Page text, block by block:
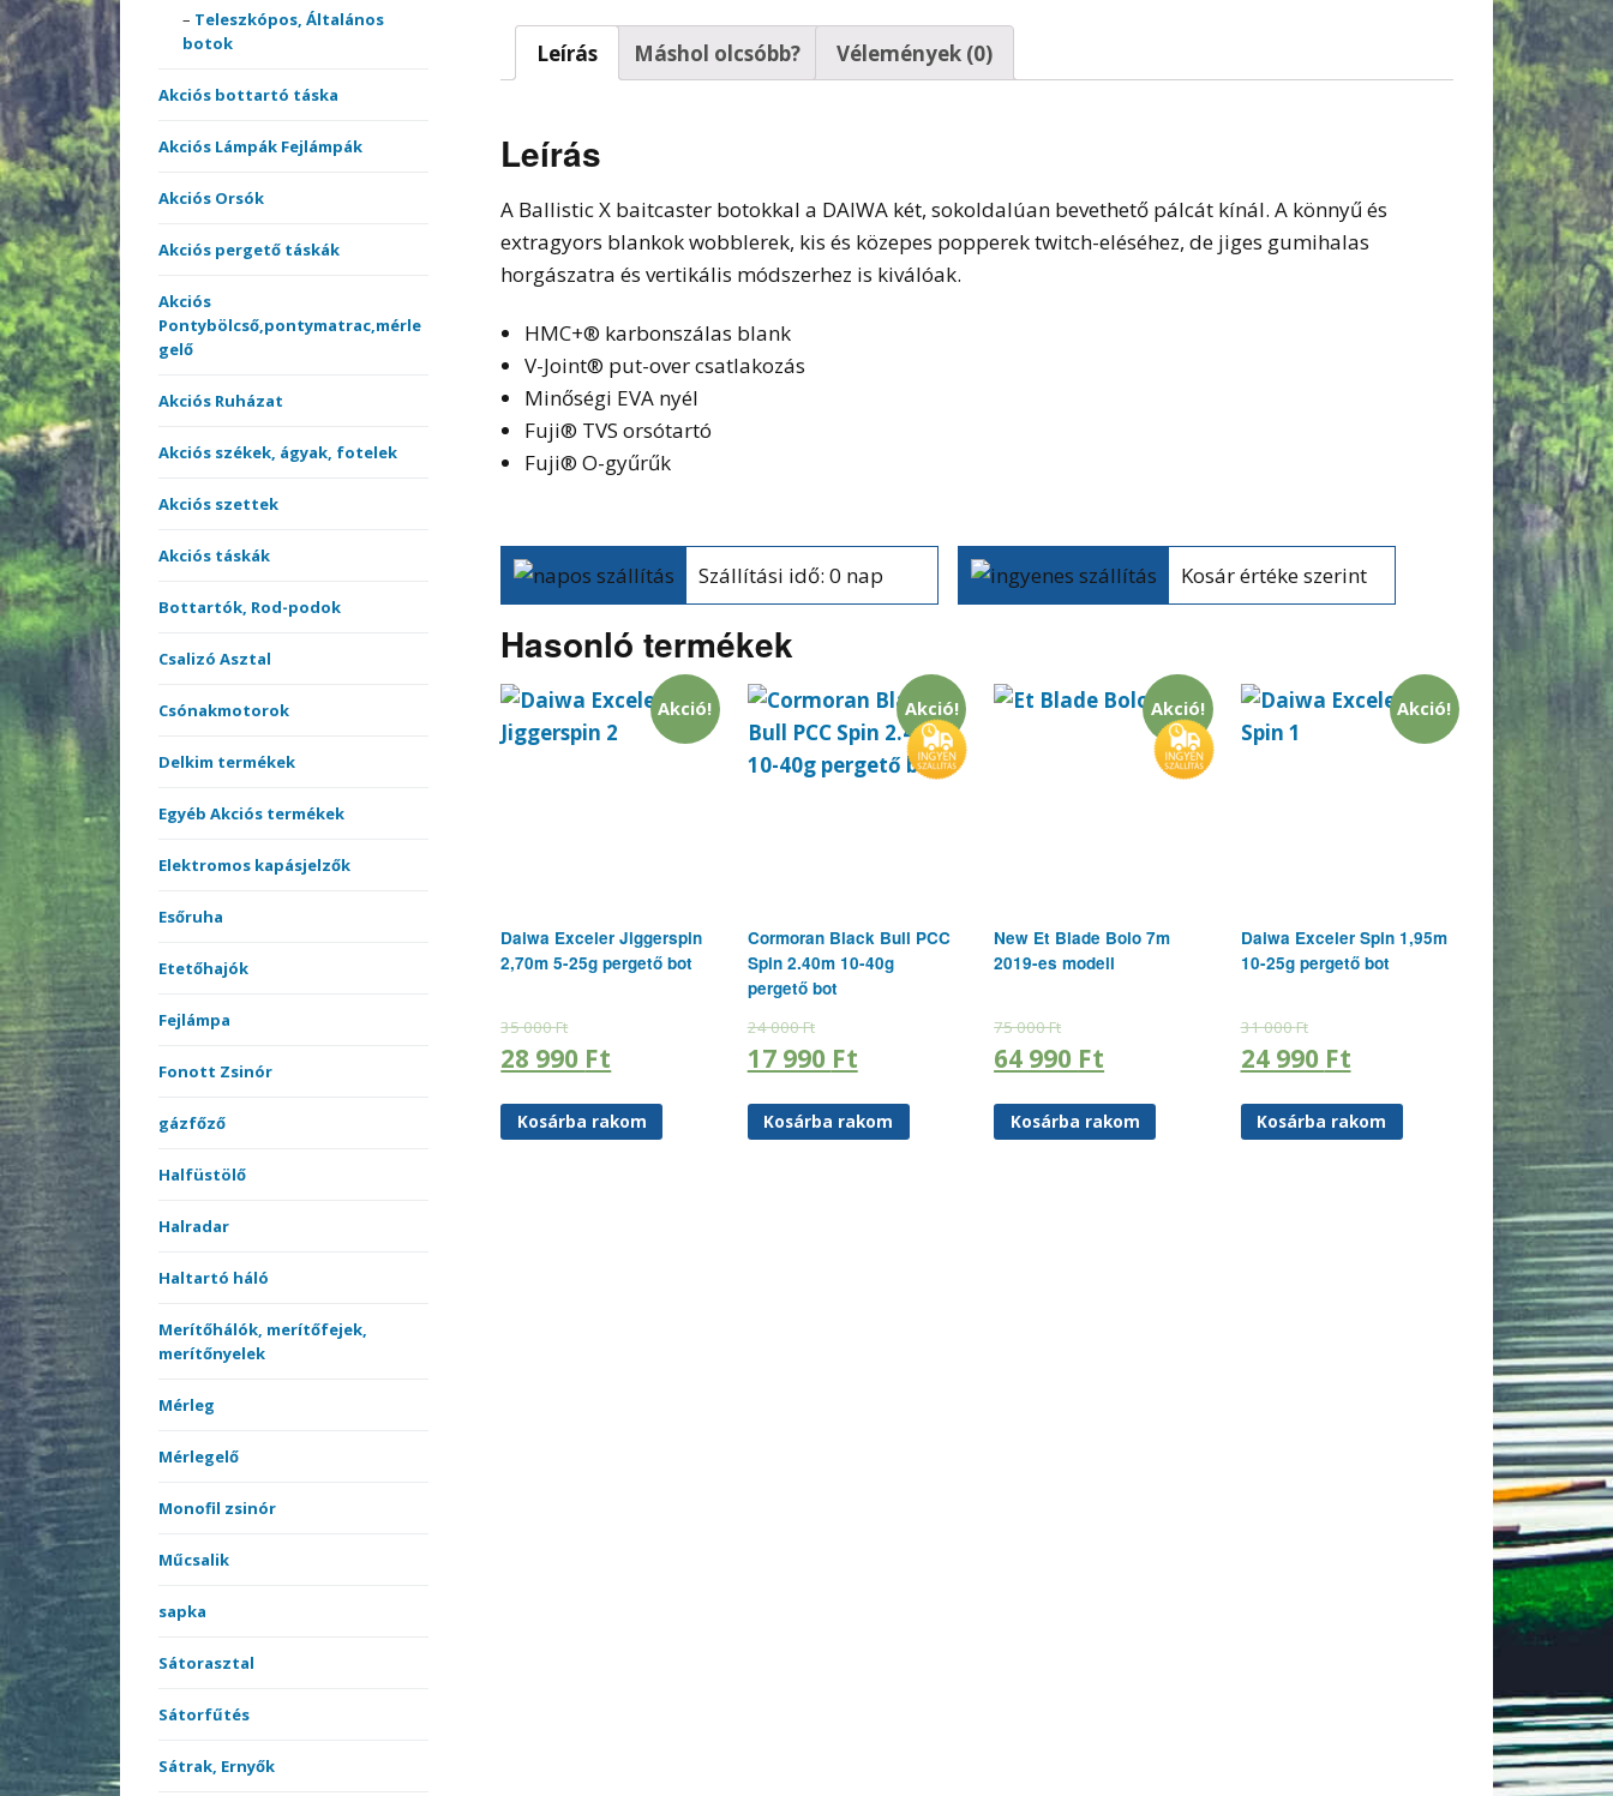
Kötött horgok
merítőnyelek
Teleszkópos, Általános
botok
Akciós bottartó táska
Akciós Lámpák Fejlámpák
Akciós Orsók
Akciós pergető táskák
Akciós
Pontybölcső,pontymatrac,mérle
gelő
Akciós Ruházat
Akciós székek, ágyak, fotelek
Akciós szettek
Akciós táskák
Bottartók, Rod-podok
Csalizó Asztal
Csónakmotorok
Delkim termékek
Egyéb Akciós termékek
Elektromos kapásjelzők
Esőruha
Etetőhajók
Fejlámpa
Fonott Zsinór
gázfőző
Halfüstölő
Halradar
Haltartó háló
Merítőhálók, merítőfejek,
merítőnyelek
Mérleg
Mérlegelő
Monofil zsinór
Műcsalik
sapka
Sátorasztal
Sátorfűtés
Sátrak, Ernyők
Leírás Máshol olcsóbb? Vélemények (0)
Leírás
A Ballistic X baitcaster botokkal a DAIWA két, sokoldalúan bevethető pálcát kínál. A könnyű és
extragyors blankok wobblerek, kis és közepes popperek twitch-eléséhez, de jiges gumihalas
horgászatra és vertikális módszerhez is kiválóak.
HMC+® karbonszálas blank
V-Joint® put-over csatlakozás
Minőségi EVA nyél
Fuji® TVS orsótartó
Fuji® O-gyűrűk
Szállítási idő: 0 nap Kosár értéke szerint
Hasonló termékek
Akció!
Daiwa Exceler Jiggerspin
2,70m 5-25g pergető bot
35 000Ft
28 990 Ft
Kosárba rakom
Akció!
Cormoran Black Bull PCC
Spin 2.40m 10-40g
pergető bot
24 000Ft
17 990 Ft
Kosárba rakom
Akció!
New Et Blade Bolo 7m
2019-es modell
75 000Ft
64 990 Ft
Kosárba rakom
Akció!
Daiwa Exceler Spin 1,95m
10-25g pergető bot
31 000Ft
24 990 Ft
Kosárba rakom